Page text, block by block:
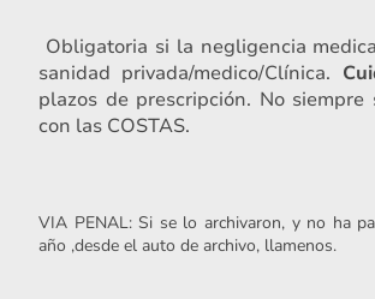
Obligatoria si la negligencia
sanidad privada/medico/Clínica.
plazos de prescripción. No siempre
con las COSTAS.
VIA PENAL: Si se lo archivaron, y no ha
año ,desde el auto de archivo, llamenos.